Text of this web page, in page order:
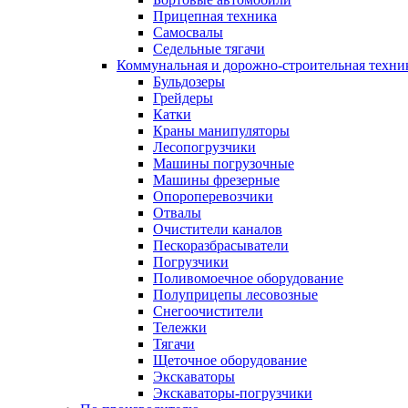
Прицепная техника
Самосвалы
Седельные тягачи
Коммунальная и дорожно-строительная
Бульдозеры
Грейдеры
Катки
Краны манипуляторы
Лесопогрузчики
Машины погрузочные
Машины фрезерные
Опороперевозчики
Отвалы
Очистители каналов
Пескоразбрасыватели
Погрузчики
Поливомоечное оборудование
Полуприцепы лесовозные
Снегоочистители
Тележки
Тягачи
Щеточное оборудование
Экскаваторы
Экскаваторы-погрузчики